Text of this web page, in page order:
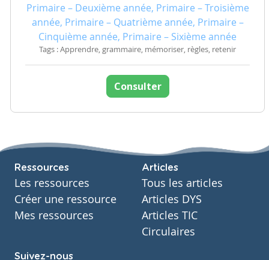
Primaire – Deuxième année, Primaire – Troisième
année, Primaire – Quatrième année, Primaire –
Cinquième année, Primaire – Sixième année
Tags : Apprendre, grammaire, mémoriser, règles, retenir
Consulter
Ressources
Les ressources
Créer une ressource
Mes ressources
Articles
Tous les articles
Articles DYS
Articles TIC
Circulaires
Suivez-nous